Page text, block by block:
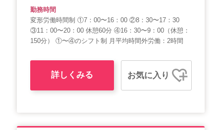
勤務時間
変形労働時間制 ①7：00〜16：00 ②8：30〜17：30
③11：00〜20：00 休憩60分 ④16：30〜9：00（休憩：
150分） ①〜④のシフト制 月平均時間外労働：2時間
詳しくみる お気に入り